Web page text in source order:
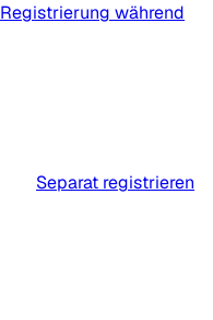
Registrierung während
Separat registrieren